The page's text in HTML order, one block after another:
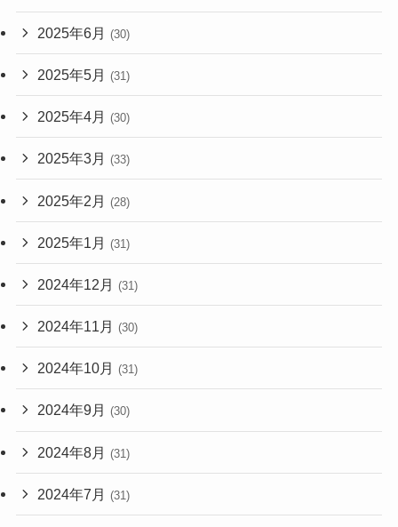
2025年6月 (30)
2025年5月 (31)
2025年4月 (30)
2025年3月 (33)
2025年2月 (28)
2025年1月 (31)
2024年12月 (31)
2024年11月 (30)
2024年10月 (31)
2024年9月 (30)
2024年8月 (31)
2024年7月 (31)